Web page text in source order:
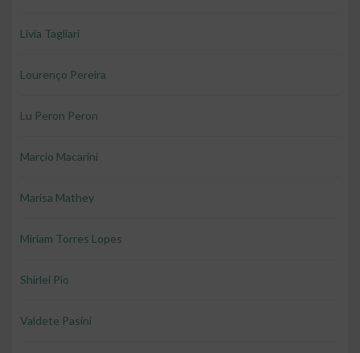
Livia Tagliari
Lourenço Pereira
Lu Peron Peron
Marcio Macarini
Marisa Mathey
Miriam Torres Lopes
Shirlei Pio
Valdete Pasini